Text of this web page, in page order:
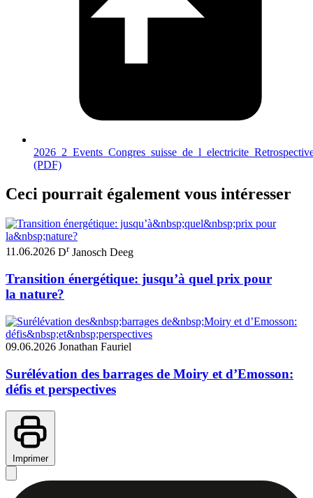
(PDF)
Ceci pourrait également vous intéresser
11.06.2026 DrJanosch Deeg
Transition énergétique: jusqu’à quel prix pour
la nature?
09.06.2026 Jonathan Fauriel
Surélévation des barrages de Moiry et d’Emosson:
défis et perspectives
Imprimer